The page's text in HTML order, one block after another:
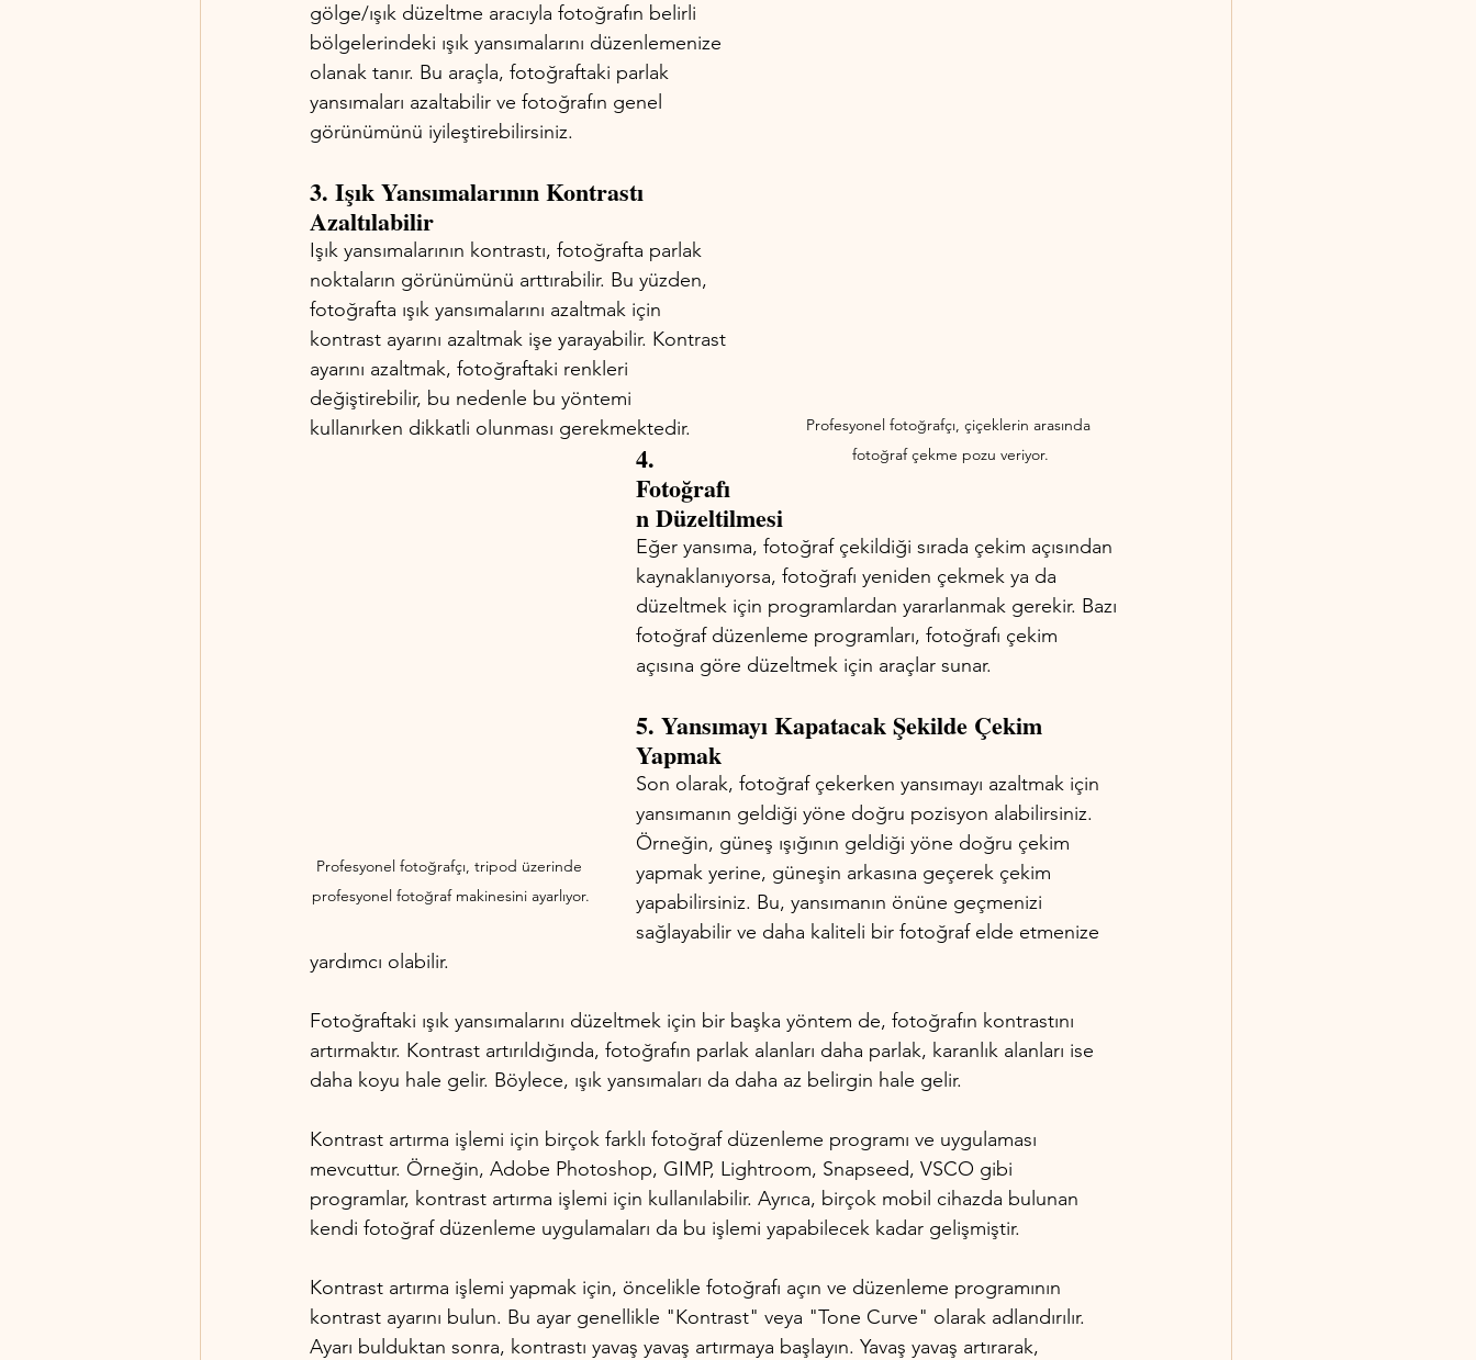
Profesyonel fotoğrafçı, çiçeklerin arasında
fotoğraf çekme pozu veriyor.
gölge/ışık düzeltme aracıyla fotoğrafın belirli
bölgelerindeki ışık yansımalarını düzenlemenize
olanak tanır. Bu araçla, fotoğraftaki parlak
yansımaları azaltabilir ve fotoğrafın genel
görünümünü iyileştirebilirsiniz.
3. Işık Yansımalarının Kontrastı
Azaltılabilir
Işık yansımalarının kontrastı, fotoğrafta parlak
noktaların görünümünü arttırabilir. Bu yüzden,
fotoğrafta ışık yansımalarını azaltmak için
kontrast ayarını azaltmak işe yarayabilir. Kontrast
ayarını azaltmak, fotoğraftaki renkleri
değiştirebilir, bu nedenle bu yöntemi
kullanırken dikkatli olunması gerekmektedir.
Profesyonel fotoğrafçı, tripod üzerinde
profesyonel fotoğraf makinesini ayarlıyor.
4.
Fotoğrafı
n Düzeltilmesi
Eğer yansıma, fotoğraf çekildiği sırada çekim açısından
kaynaklanıyorsa, fotoğrafı yeniden çekmek ya da
düzeltmek için programlardan yararlanmak gerekir. Bazı
fotoğraf düzenleme programları, fotoğrafı çekim
açısına göre düzeltmek için araçlar sunar.
5. Yansımayı Kapatacak Şekilde Çekim
Yapmak
Son olarak, fotoğraf çekerken yansımayı azaltmak için
yansımanın geldiği yöne doğru pozisyon alabilirsiniz.
Örneğin, güneş ışığının geldiği yöne doğru çekim
yapmak yerine, güneşin arkasına geçerek çekim
yapabilirsiniz. Bu, yansımanın önüne geçmenizi
sağlayabilir ve daha kaliteli bir fotoğraf elde etmenize
yardımcı olabilir.
Fotoğraftaki ışık yansımalarını düzeltmek için bir başka yöntem de, fotoğrafın kontrastını
artırmaktır. Kontrast artırıldığında, fotoğrafın parlak alanları daha parlak, karanlık alanları ise
daha koyu hale gelir. Böylece, ışık yansımaları da daha az belirgin hale gelir.
Kontrast artırma işlemi için birçok farklı fotoğraf düzenleme programı ve uygulaması
mevcuttur. Örneğin, Adobe Photoshop, GIMP, Lightroom, Snapseed, VSCO gibi
programlar, kontrast artırma işlemi için kullanılabilir. Ayrıca, birçok mobil cihazda bulunan
kendi fotoğraf düzenleme uygulamaları da bu işlemi yapabilecek kadar gelişmiştir.
Kontrast artırma işlemi yapmak için, öncelikle fotoğrafı açın ve düzenleme programının
kontrast ayarını bulun. Bu ayar genellikle "Kontrast" veya "Tone Curve" olarak adlandırılır.
Ayarı bulduktan sonra, kontrastı yavaş yavaş artırmaya başlayın. Yavaş yavaş artırarak,